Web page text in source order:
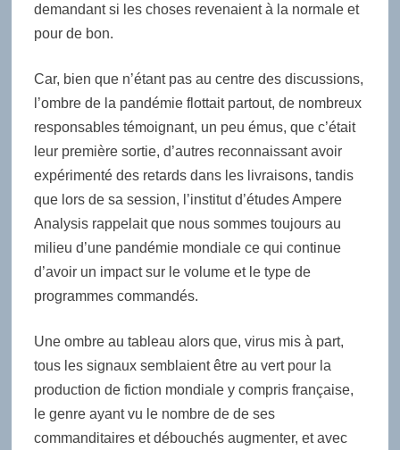
demandant si les choses revenaient à la normale et
pour de bon.
Car, bien que n’étant pas au centre des discussions,
l’ombre de la pandémie flottait partout, de nombreux
responsables témoignant, un peu émus, que c’était
leur première sortie, d’autres reconnaissant avoir
expérimenté des retards dans les livraisons, tandis
que lors de sa session, l’institut d’études Ampere
Analysis rappelait que nous sommes toujours au
milieu d’une pandémie mondiale ce qui continue
d’avoir un impact sur le volume et le type de
programmes commandés.
Une ombre au tableau alors que, virus mis à part,
tous les signaux semblaient être au vert pour la
production de fiction mondiale y compris française,
le genre ayant vu le nombre de de ses
commanditaires et débouchés augmenter, et avec